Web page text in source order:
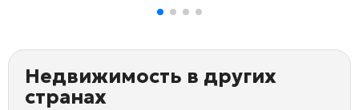
Недвижимость в других
странах